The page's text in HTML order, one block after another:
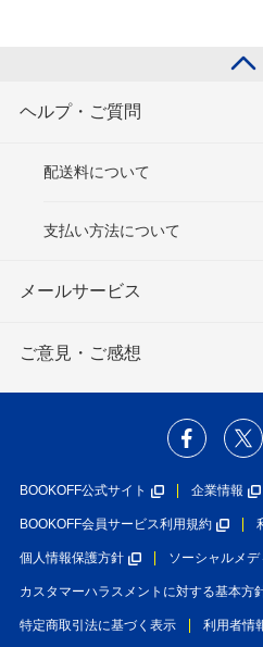
ヘルプ・ご質問
配送料について
支払い方法について
メールサービス
ご意見・ご感想
BOOKOFF公式サイト 企業情報
BOOKOFF会員サービス利用規約
個人情報保護方針 ソーシャルメ
カスタマーハラスメントに対する基本方
特定商取引法に基づく表示 利用者情